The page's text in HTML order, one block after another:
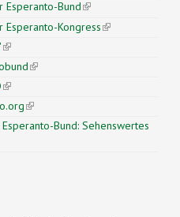
Esperanto-Bund(link is
external)
Esperanto-Kongress(link is
(link is external)
(link is external)
(link is external)
(link is external)
Bund: Sehenswertes